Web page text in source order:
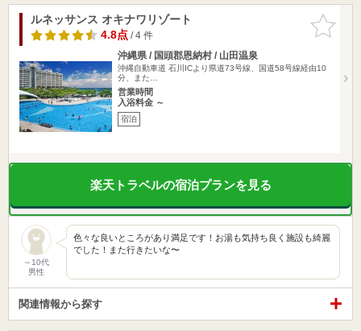
お気に入
りに追加
ルネッサンス オキナワリゾート
4.8点/ 4 件
沖縄県 / 国頭郡恩納村 / 山田温泉
沖縄自動車道 石川ICより県道73号線、国道58号線経由10
分、また…
営業時間
入浴料金 ～
宿泊
楽天トラベルの宿泊プランを見る
～10代
男性
色々な良いところがあり満足です！お湯も気持ち良く施設も綺麗
でした！また行きたいな〜
関連情報から探す